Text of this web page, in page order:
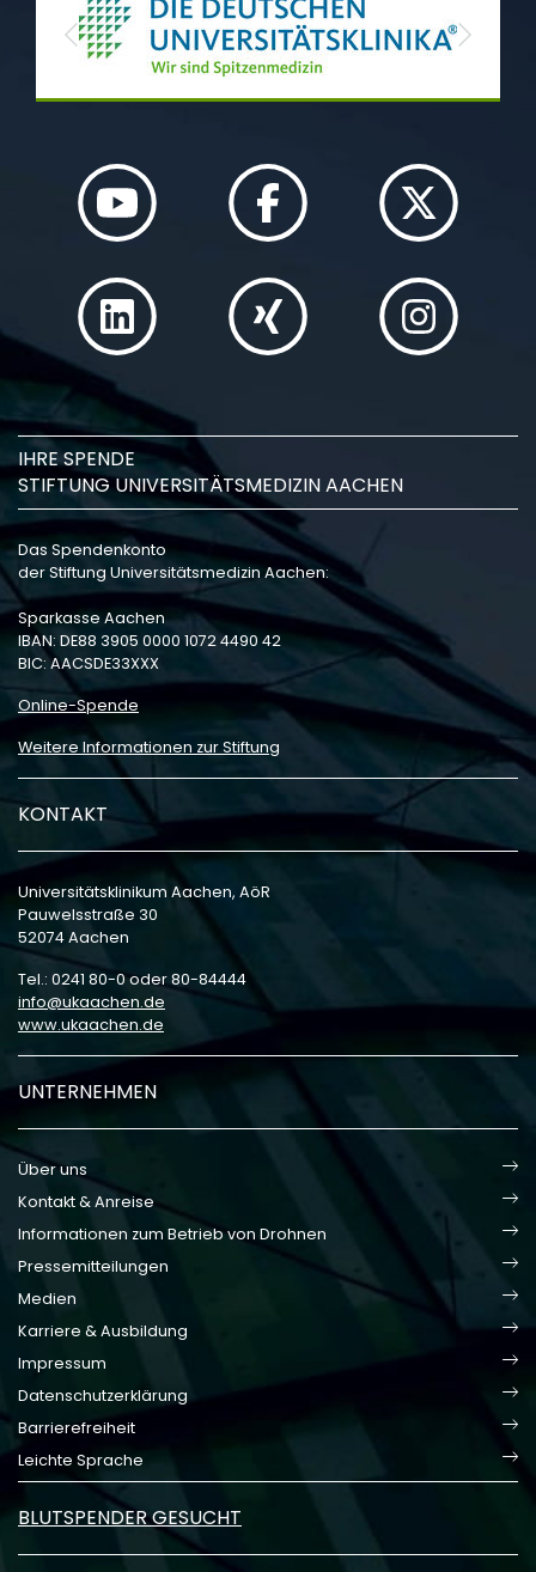
Previous Next
IHRE SPENDE
STIFTUNG UNIVERSITÄTSMEDIZIN AACHEN
Das Spendenkonto
der Stiftung Universitätsmedizin Aachen:
Sparkasse Aachen
IBAN: DE88 3905 0000 1072 4490 42
BIC: AACSDE33XXX
Online-Spende
Weitere Informationen zur Stiftung
KONTAKT
Universitätsklinikum Aachen, AöR
Pauwelsstraße 30
52074 Aachen
Tel.: 0241 80-0 oder 80-84444
info
ukaachen de
www.ukaachen.de
UNTERNEHMEN
Über uns
Kontakt & Anreise
Informationen zum Betrieb von Drohnen
Pressemitteilungen
Medien
Karriere & Ausbildung
Impressum
Datenschutzerklärung
Barrierefreiheit
Leichte Sprache
BLUTSPENDER GESUCHT